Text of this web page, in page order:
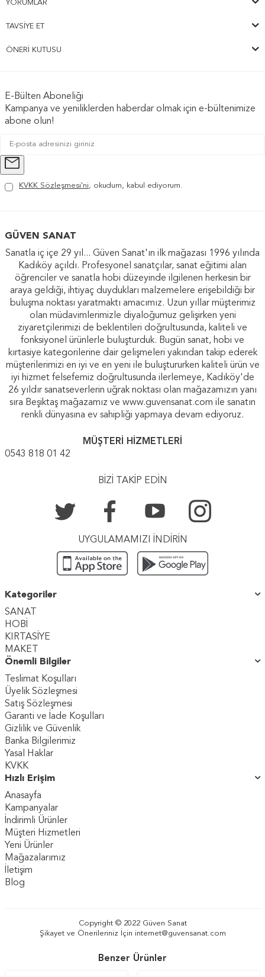
YORUMLAR
TAVSIYE ET
ÖNERI KUTUSU
E-Bülten Aboneliği
Kampanya ve yeniliklerden haberdar olmak için e-bültenimize
abone olun!
KVKK Sözleşmesi'ni, okudum, kabul ediyorum.
GÜVEN SANAT
Sanatla iç içe 29 yıl... Güven Sanat'ın ilk mağazası 1996 yılında
Kadıköy açıldı. Profesyonel sanatçılar, sanat eğitimi alan
öğrenciler ve sanatla hobi düzeyinde ilgilenen herkesin bir
araya geldiği, ihtiyaç duydukları malzemelere erişebildiği bir
buluşma noktası yaratmaktı amacımız. Uzun yıllar müşterimiz
olan müdavimlerimizle diyaloğumuz gelişirken yeni
ziyaretçilerimizi de beklentileri doğrultusunda, kaliteli ve
fonksiyonel ürünlerle buluşturduk. Bugün sanat, hobi ve
kırtasiye kategorilerine dair gelişmeleri yakından takip ederek
müşterilerimizi en iyi ve en yeni ile buluştururken kaliteli ürün ve
iyi hizmet felsefemiz doğrultusunda ilerlemeye, Kadıköy'de
26 yıldır sanatseverlerin uğrak noktası olan mağazamızın yanı
sıra Beşiktaş mağazamız ve www.guvensanat.com ile sanatın
renkli dünyasına ev sahipliği yapmaya devam ediyoruz.
MÜŞTERİ HİZMETLERİ
0543 818 01 42
BİZİ TAKİP EDİN
UYGULAMAMIZI İNDİRİN
Kategoriler
SANAT
HOBİ
KIRTASİYE
MAKET
Önemli Bilgiler
Teslimat Koşulları
Üyelik Sözleşmesi
Satış Sözleşmesi
Garanti ve İade Koşulları
Gizlilik ve Güvenlik
Banka Bilgilerimiz
Yasal Haklar
KVKK
Hızlı Erişim
Anasayfa
Kampanyalar
İndirimli Ürünler
Müşteri Hizmetleri
Yeni Ürünler
Mağazalarımız
İletişim
Blog
Copyright © 2022 Güven Sanat
Şikayet ve Önerileriniz İçin internet@guvensanat.com
Benzer Ürünler